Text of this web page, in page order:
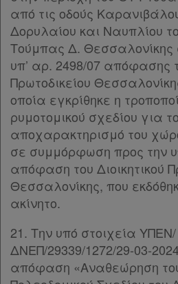
Ομαδικά
πακέτα
Παροχές
σε
συνδρομητές
Ενεργοί
συνδρομητές
Τα
από τις οδούς
Δορυλαίου και Ναυπλίου
Τούμπας Δ. Θεσσαλονίκης
υπ’ αρ. 2498/07 απόφασης
Πρωτοδικείου
οποία εγκρίθηκε η
ρυμοτομικού σχεδίου για
αποχαρακτηρισμό του
σε συμμόρφωση προς την
απόφαση του Διοικητικού
Θεσσαλονίκης, που
ακίνητο.
21. Την υπό στοιχεία ΥΠΕΝ/
ΔΝΕΠ/29339/1272/29-03-
απόφαση «Αναθεώρηση